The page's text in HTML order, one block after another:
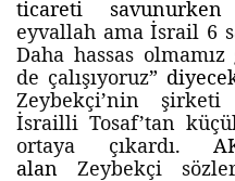
ticareti
eyvallah ama İsrail 6
Daha hassas
de çalışıyoruz”
Zeybekçi’nin
İsrailli Tosaf’tan
ortaya çıkardı.
alan Zeybekçi